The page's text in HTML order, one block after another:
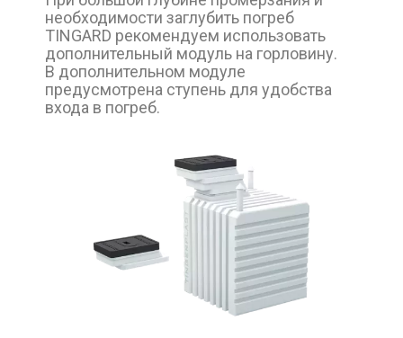
необходимости заглубить погреб
TINGARD рекомендуем использовать
дополнительный модуль на горловину.
В дополнительном модуле
предусмотрена ступень для удобства
входа в погреб.